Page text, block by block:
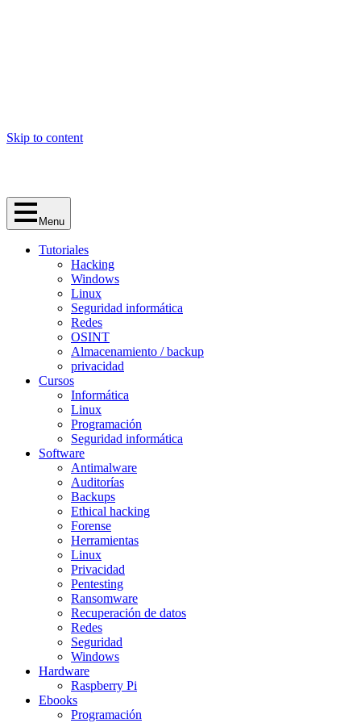
Skip to content
Menu
Tutoriales
Hacking
Windows
Linux
Seguridad informática
Redes
OSINT
Almacenamiento / backup
privacidad
Cursos
Informática
Linux
Programación
Seguridad informática
Software
Antimalware
Auditorías
Backups
Ethical hacking
Forense
Herramientas
Linux
Privacidad
Pentesting
Ransomware
Recuperación de datos
Redes
Seguridad
Windows
Hardware
Raspberry Pi
Ebooks
Programación